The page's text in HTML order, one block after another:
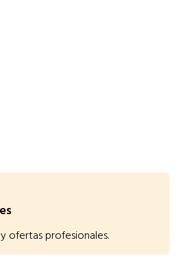
ofertas profesionales.